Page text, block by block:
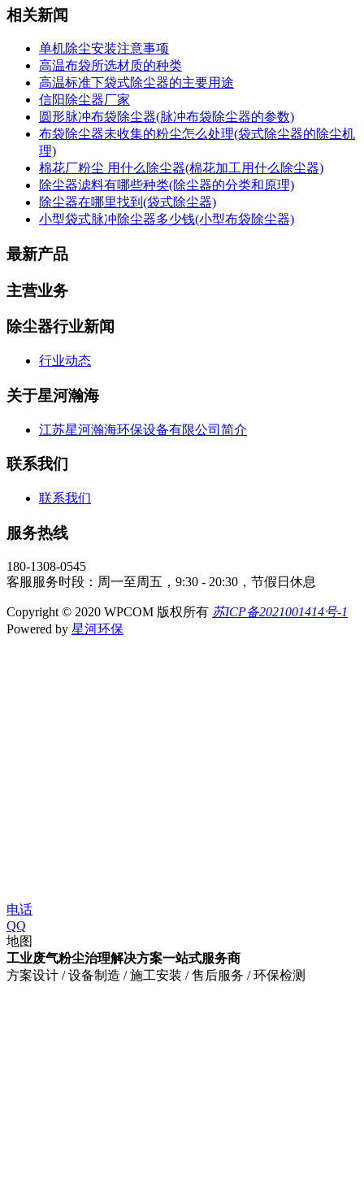
相关新闻
单机除尘安装注意事项
高温布袋所选材质的种类
高温标准下袋式除尘器的主要用途
信阳除尘器厂家
圆形脉冲布袋除尘器(脉冲布袋除尘器的参数)
布袋除尘器未收集的粉尘怎么处理(袋式除尘器的除尘机
理)
棉花厂粉尘 用什么除尘器(棉花加工用什么除尘器)
除尘器滤料有哪些种类(除尘器的分类和原理)
除尘器在哪里找到(袋式除尘器)
小型袋式脉冲除尘器多少钱(小型布袋除尘器)
最新产品
主营业务
除尘器行业新闻
行业动态
关于星河瀚海
江苏星河瀚海环保设备有限公司简介
联系我们
联系我们
服务热线
180-1308-0545
客服服务时段：周一至周五，9:30 - 20:30，节假日休息
Copyright © 2020 WPCOM 版权所有 苏ICP备2021001414号-1
Powered by 星河环保
电话
QQ
地图
工业废气粉尘治理解决方案一站式服务商
方案设计 / 设备制造 / 施工安装 / 售后服务 / 环保检测